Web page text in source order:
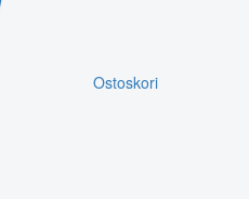
Ostoskori